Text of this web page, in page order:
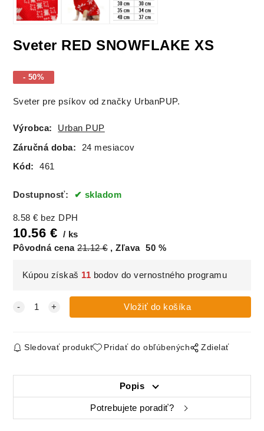
Sveter RED SNOWFLAKE XS
- 50%
Sveter pre psíkov od značky UrbanPUP.
Výrobca: Urban PUP
Záručná doba: 24 mesiacov
Kód: 461
Dostupnosť: skladom
8.58 € bez DPH
10.56 €
ks
Pôvodná cena 21.12€ Zľava 50 %
Kúpou získaš 11 bodov do vernostného programu
Sledovať produkt Pridať do obľúbených Zdielať
Popis
Potrebujete poradiť?